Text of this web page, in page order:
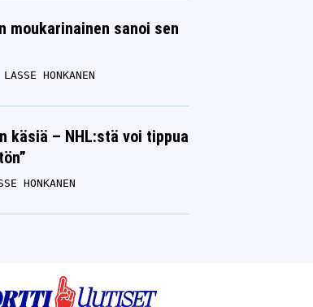
moukarinainen sanoi sen
LASSE HONKANEN
käsiä – NHL:stä voi tippua
HONKANEN